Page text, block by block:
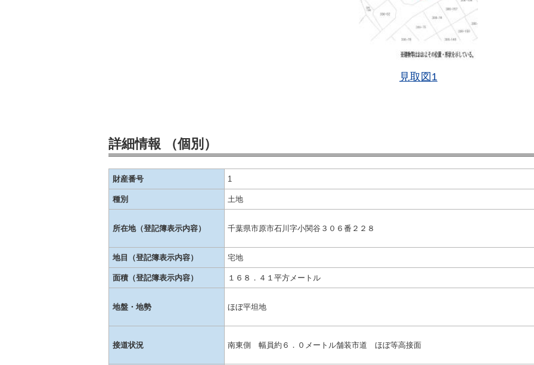
見取図1
詳細情報 （個別）
財産番号 1
種別 土地
所在地（登記簿表示内容） 千葉県市原市石川字小関谷３０６番２２８
地目（登記簿表示内容） 宅地
面積（登記簿表示内容） １６８．４１平方メートル
地盤・地勢 ほぼ平坦地
接道状況 南東側 幅員約６．０メートル舗装市道 ほぼ等高接面